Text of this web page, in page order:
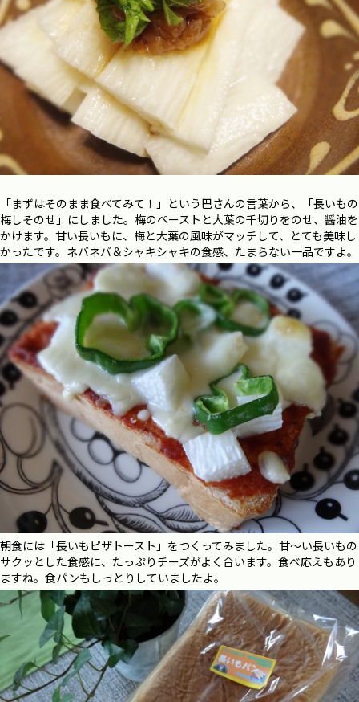
「まずはそのまま食べてみて！」という巴さんの言葉から、「長いもの
梅しそのせ」にしました。梅のペーストと大葉の千切りをのせ、醤油を
かけます。甘い長いもに、梅と大葉の風味がマッチして、とても美味し
かったです。ネバネバ＆シャキシャキの食感、たまらない一品ですよ。
朝食には「長いもピザトースト」をつくってみました。甘～い長いもの
サクッとした食感に、たっぷりチーズがよく合います。食べ応えもあり
ますね。食パンもしっとりしていましたよ。